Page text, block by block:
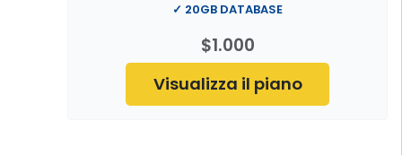
$1.000
✓ 20GB DATABASE
Visualizza il piano